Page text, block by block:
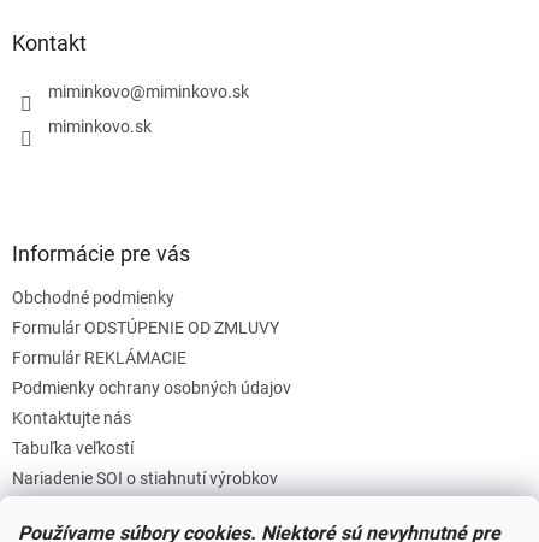
Používame súbory cookies. Niektoré sú nevyhnutné pre
Kontakt
miminkovo@miminkovo.sk
miminkovo.sk
Informácie pre vás
Obchodné podmienky
Formulár ODSTÚPENIE OD ZMLUVY
Formulár REKLÁMACIE
Podmienky ochrany osobných údajov
Kontaktujte nás
Tabuľka veľkostí
Nariadenie SOI o stiahnutí výrobkov